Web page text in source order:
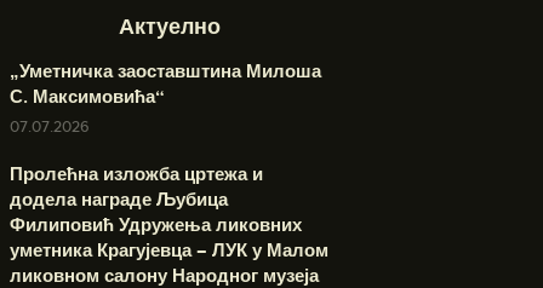
Актуелно
„Уметничка заоставштина Милоша
С. Максимовића“
07.07.2026
Пролећна изложба цртежа и
додела награде Љубица
Филиповић Удружења ликовних
уметника Крагујевца – ЛУК у Малом
ликовном салону Народног музеја